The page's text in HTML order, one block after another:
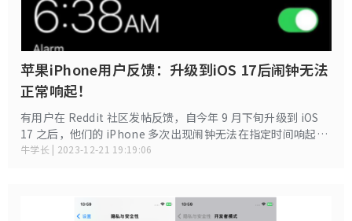
苹果iPhone用户反馈：升级到iOS 17后闹钟无法
正常响起！
有用户在 Reddit 社区发帖反馈，自今年 9 月下旬升级到 iOS
17 之后，他们的 iPhone 多次出现闹钟无法在指定时间响起，
或者按时响起但没有声音或振动的情况。这个帖子迅速引起了
牛学长 | 2023-12-21 19:19:06